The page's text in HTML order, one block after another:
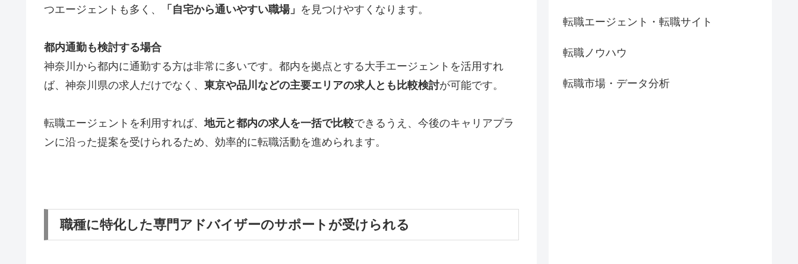
つエージェントも多く、
「自宅から通いやすい職場」 を見つけやすくなります。
都内通勤も検討する場合
神奈川から都内に通勤する方は非常に多いです。都内を拠点とする大手エージェントを活用すれ
ば、神奈川県の求人だけでなく、 東京や品川などの主要エリアの求人とも比較検討が可能です。
転職エージェントを利用すれば、地元と都内の求人を一括で比較できるうえ、今後のキャリアプラ
ンに沿った提案を受けられるため、効率的に転職活動を進められます。
職種に特化した専門アドバイザーのサポートが受けられる
転職エージェント・転職サイト
転職ノウハウ
転職市場・データ分析